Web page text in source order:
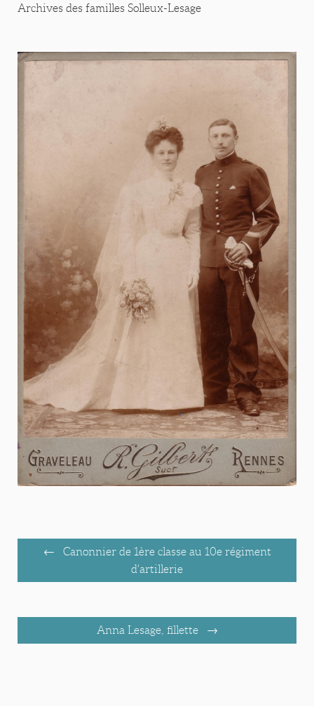
Archives des familles Solleux-Lesage
Canonnier de 1ère classe au 10e régiment
d'artillerie
Anna Lesage, fillette